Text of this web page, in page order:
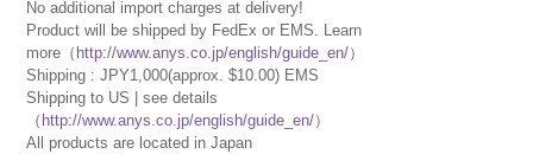
No additional import charges at delivery!
Product will be shipped by FedEx or EMS. Learn
more（ http://www.anys.co.jp/english/guide_en/）
Shipping : JPY1,000(approx. $10.00) EMS
Shipping to US | see details
（ http://www.anys.co.jp/english/guide_en/）
All products are located in Japan